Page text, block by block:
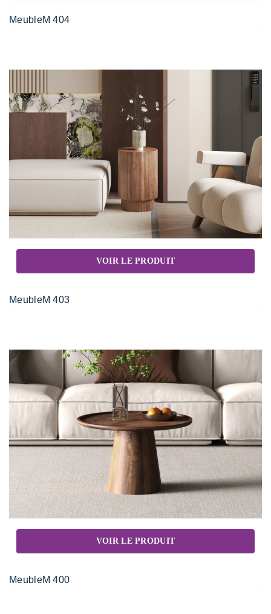
MeubleM 404
VOIR LE PRODUIT
MeubleM 403
VOIR LE PRODUIT
MeubleM 400